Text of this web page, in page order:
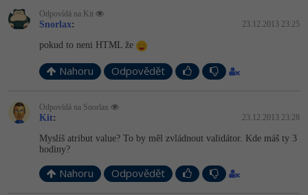
Více
Fórum
Kurzy e-commerce
Testování softwaru
Datová analýza
Digitální gramotnost
HTML/CSS -80%
Photoshop -80%
Příběhy absolventů
Odpovídá na Kit
Snorlax: 23.12.2013 23:25
pokud to neni HTML že
Nahoru Odpovědět
Odpovídá na Snorlax
Kit: 23.12.2013 23:28
Myslíš atribut value? To by měl zvládnout validátor. Kde máš ty 3
hodiny?
Nahoru Odpovědět